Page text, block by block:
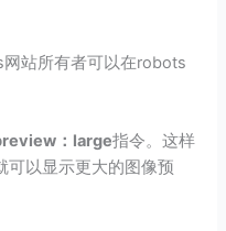
站所有者可以在robots
：large指令。这样
可以显示更大的图像预